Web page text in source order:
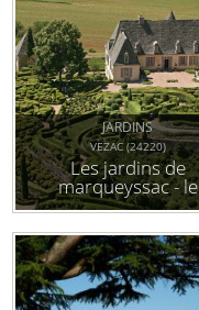
JARDINS
VEZAC (24220)
Les jardins de
marqueyssac - le
belvédère de la